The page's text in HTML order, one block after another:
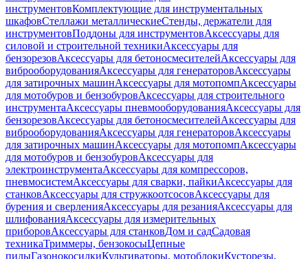
инструментовКомплектующие для инструментальных
шкафовСтеллажи металлическиеСтенды, держатели для
инструментовПоддоны для инструментовАксессуары для
силовой и строительной техникиАксессуары для
бензорезовАксессуары для бетоносмесителейАксессуары для
виброоборудованияАксессуары для генераторовАксессуары
для затирочных машинАксессуары для мотопомпАксессуары
для мотобуров и бензобуровАксессуары для строительного
инструментаАксессуары пневмооборудованияАксессуары для
бензорезовАксессуары для бетоносмесителейАксессуары для
виброоборудованияАксессуары для генераторовАксессуары
для затирочных машинАксессуары для мотопомпАксессуары
для мотобуров и бензобуровАксессуары для
электроинструментаАксессуары для компрессоров,
пневмосистемАксессуары для сварки, пайкиАксессуары для
станковАксессуары для стружкоотсосовАксессуары для
бурения и сверленияАксессуары для резанияАксессуары для
шлифованияАксессуары для измерительных
приборовАксессуары для станковДом и садСадовая
техникаТриммеры, бензокосыЦепные
пилыГазонокосилкиКультиваторы, мотоблокиКусторезы,